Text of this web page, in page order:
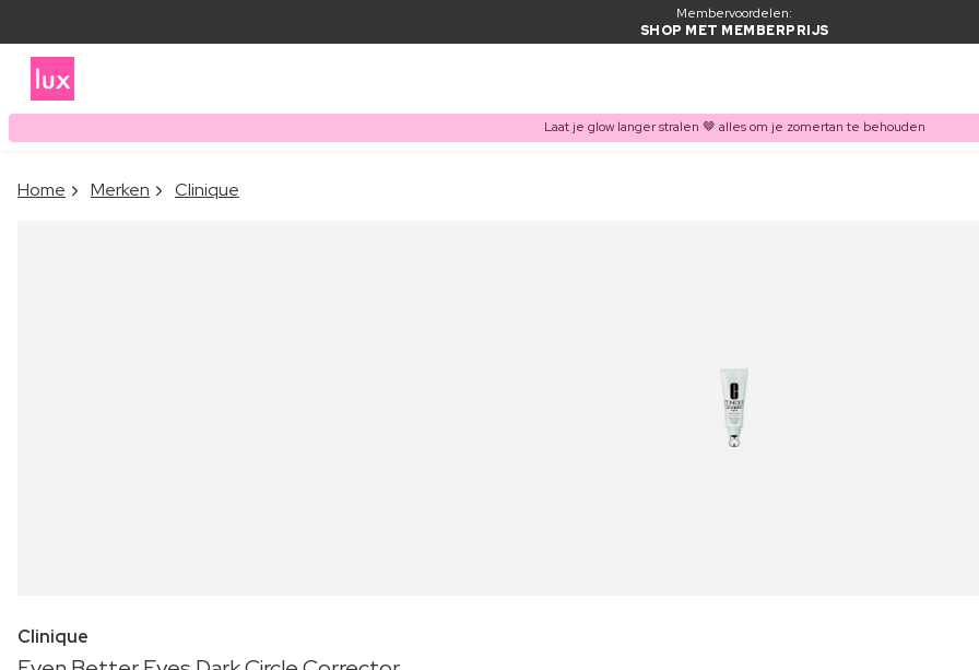
Membervoordelen:
SHOP MET MEMBERPRIJS
Laat je glow langer stralen 🤎 alles om je zomertan te behouden
Home Merken Clinique
Clinique